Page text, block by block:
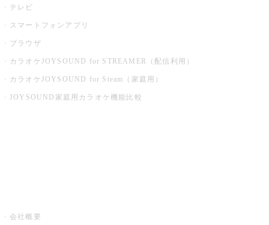
テレビ
スマートフォンアプリ
ブラウザ
カラオケJOYSOUND for STREAMER（配信利用）
カラオケJOYSOUND for Steam（家庭用）
JOYSOUND家庭用カラオケ機能比較
会社概要